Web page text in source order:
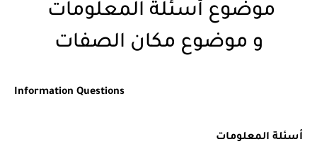
موضوع أسئلة المعلومات
و موضوع مكان الصفات
Information Questions
أسئلة المعلومات